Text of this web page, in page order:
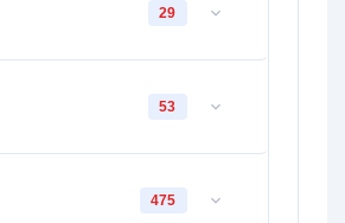
29
53
475